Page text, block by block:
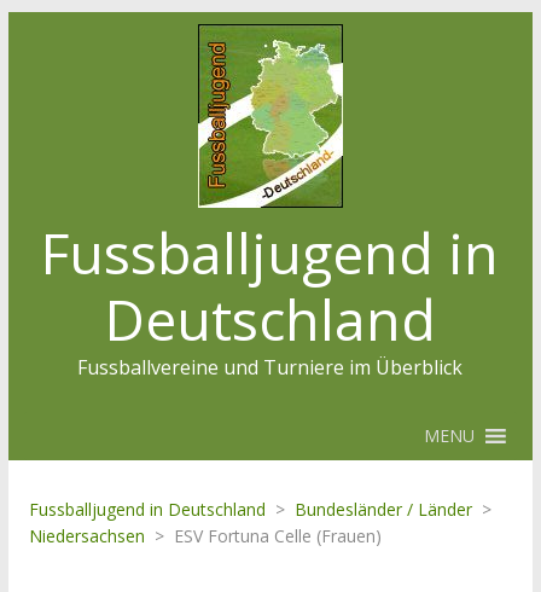
Fussballjugend in
Deutschland
Fussballvereine und Turniere im Überblick
MENU
Fussballjugend in Deutschland > Bundesländer / Länder >
Niedersachsen > ESV Fortuna Celle (Frauen)